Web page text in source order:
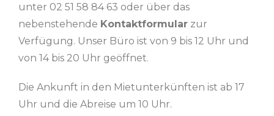
unter 02 51 58 84 63 oder über das
nebenstehende Kontaktformular zur
Verfügung. Unser Büro ist von 9 bis 12 Uhr und
von 14 bis 20 Uhr geöffnet.
Die Ankunft in den Mietunterkünften ist ab 17
Uhr und die Abreise um 10 Uhr.